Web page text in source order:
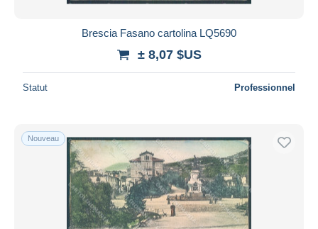
Brescia Fasano cartolina LQ5690
± 8,07 $US
Statut Professionnel
Nouveau